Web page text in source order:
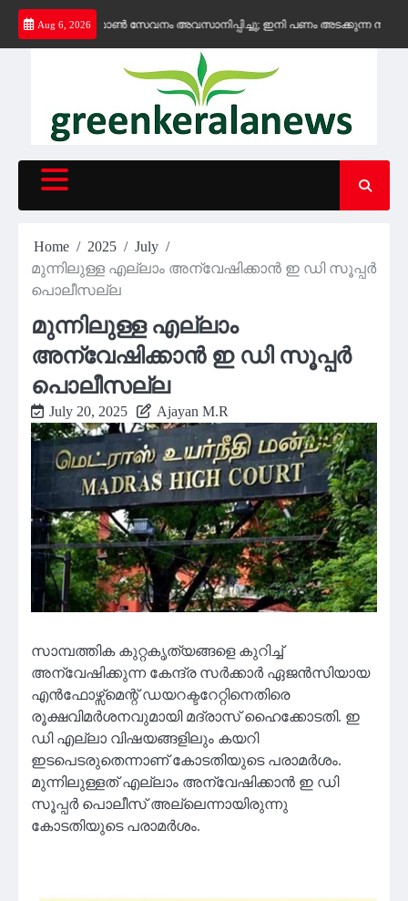
Skip
content
Aug 6, 2026
കെ-ഫോൺ സേവനം അവസാനിപ്പിച്ചു; ഇനി പണം അടക്കുന്ന
Home 2025
July
മുന്നിലുള്ള എല്ലാം അന്വേഷിക്കാന്‍ ഇ ഡി സൂപ്പര്‍
പൊലീസല്ല
മുന്നിലുള്ള എല്ലാം
അന്വേഷിക്കാന്‍ ഇ ഡി സൂപ്പര്‍
പൊലീസല്ല
July 20, 2025 Ajayan M.R
സാമ്പത്തിക കുറ്റകൃത്യങ്ങളെ കുറിച്ച്
അന്വേഷിക്കുന്ന കേന്ദ്ര സര്‍ക്കാര്‍ ഏജന്‍സിയായ
എന്‍ഫോഴ്സ്മെന്റ് ഡയറക്ടറേറ്റിനെതിരെ
രൂക്ഷവിമര്‍ശനവുമായി മദ്രാസ് ഹൈക്കോടതി. ഇ
ഡി എല്ലാ വിഷയങ്ങളിലും കയറി
ഇടപെടരുതെന്നാണ് കോടതിയുടെ പരാമര്‍ശം.
മുന്നിലുള്ളത് എല്ലാം അന്വേഷിക്കാന്‍ ഇ ഡി
സൂപ്പര്‍ പൊലീസ് അല്ലെന്നായിരുന്നു
കോടതിയുടെ പരാമര്‍ശം.